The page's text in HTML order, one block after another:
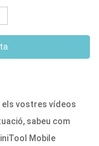
els vostres vídeos
sabeu com
Mobile